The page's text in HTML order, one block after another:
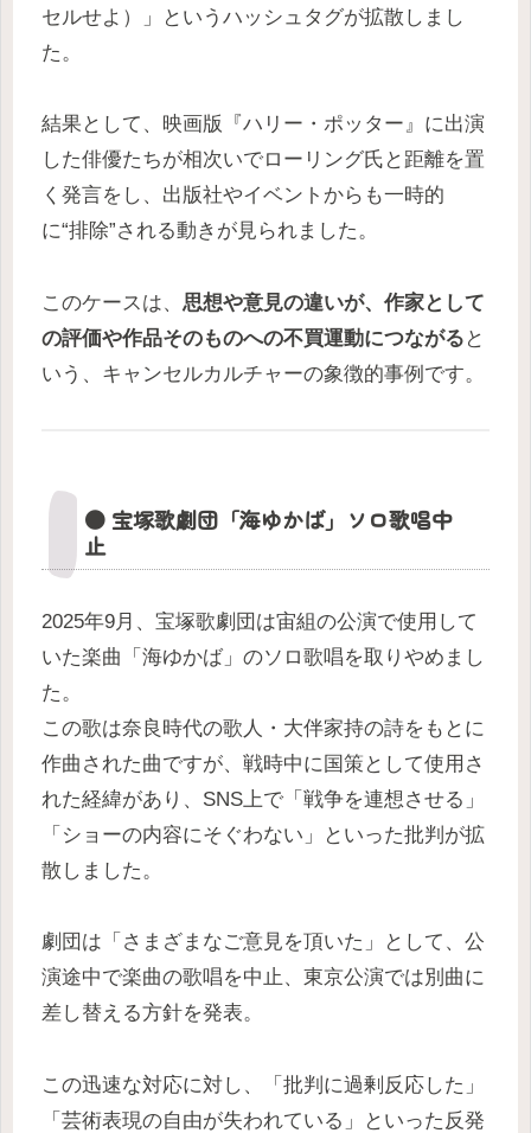
セルせよ）」というハッシュタグが拡散しまし
た。
結果として、映画版『ハリー・ポッター』に出演
した俳優たちが相次いでローリング氏と距離を置
く発言をし、出版社やイベントからも一時的
に“排除”される動きが見られました。
このケースは、 思想や意見の違いが、作家として
の評価や作品そのものへの不買運動につながる と
いう、キャンセルカルチャーの象徴的事例です。
● 宝塚歌劇団「海ゆかば」ソロ歌唱中
止
2025年9月、宝塚歌劇団は宙組の公演で使用して
いた楽曲「海ゆかば」のソロ歌唱を取りやめまし
た。
この歌は奈良時代の歌人・大伴家持の詩をもとに
作曲された曲ですが、戦時中に国策として使用さ
れた経緯があり、SNS上で「戦争を連想させる」
「ショーの内容にそぐわない」といった批判が拡
散しました。
劇団は「さまざまなご意見を頂いた」として、公
演途中で楽曲の歌唱を中止、東京公演では別曲に
差し替える方針を発表。
この迅速な対応に対し、「批判に過剰反応した」
「芸術表現の自由が失われている」といった反発